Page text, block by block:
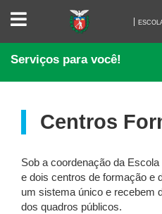
ESCOLA
GESTÃO
DO
PARANÁ
Serviços para você!
Centros
Sob a coordenação da
e dois centros de formação e
um sistema único e recebem
dos quadros públicos.